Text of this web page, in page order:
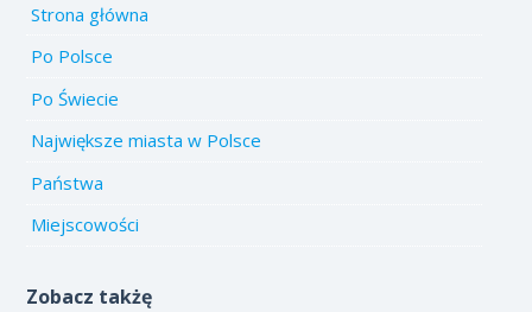
Strona główna
Po Polsce
Po Świecie
Największe miasta w Polsce
Państwa
Miejscowości
Zobacz takżę